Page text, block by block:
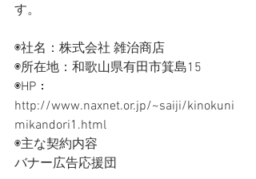
す。
◉社名：株式会社 雑治商店
◉所在地：和歌山県有田市箕島15
◉HP：
http://www.naxnet.or.jp/~saiji/kinokuni
mikandori1.html
◉主な契約内容
バナー広告応援団